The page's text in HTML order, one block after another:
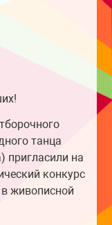
танца
пригласили на
конкурс
живописной